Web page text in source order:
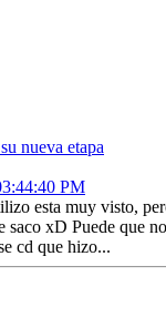
nueva etapa
PM
esta muy visto,
saco xD Puede que
cd que hizo...